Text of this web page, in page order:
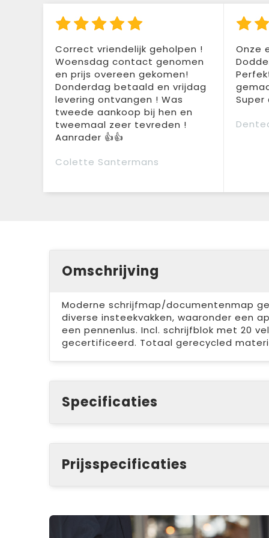
Correct vriendelijk geholpen !
Woensdag contact genomen
en prijs overeen gekomen!
Donderdag betaald en vrijdag
levering ontvangen ! Was
tweede aankoop bij hen en
tweemaal zeer tevreden !
Aanrader 👍👍
Colette Santermans
Onze
Super
Omschrijving
Moderne schrijfmap/documentenmap
diverse insteekvakken, waaronder een
een pennenlus. Incl. schrijfblok met 20
gecertificeerd. Totaal gerecycled
Specificaties
Prijsspecificaties